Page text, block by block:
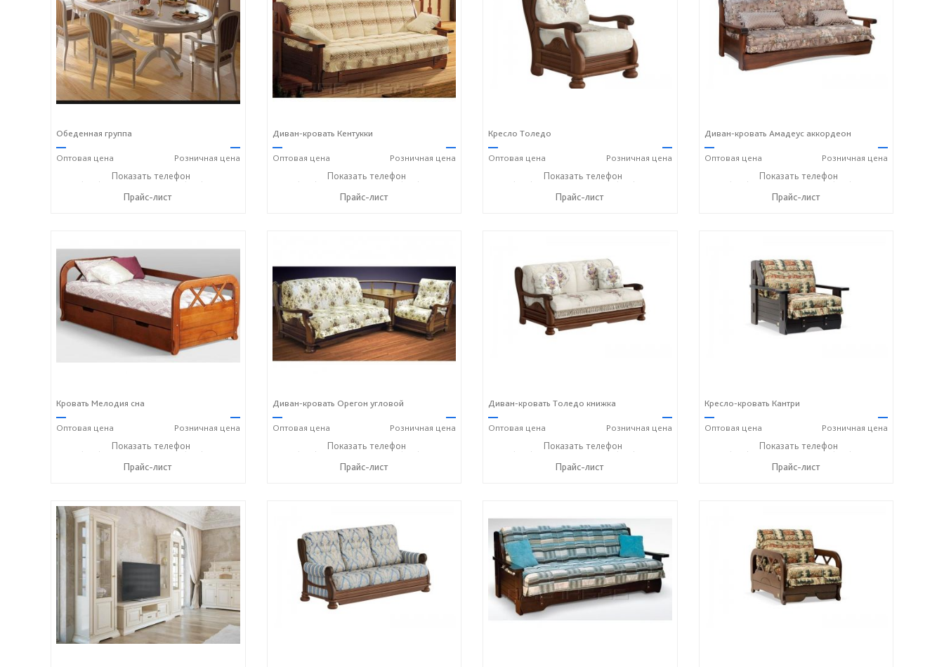
Обеденная группа
—
Оптовая цена
—
Розничная цена
+7 (495) 357-13-00 ☎+7 (916) 406-57-50
Показать телефон
Прайс-лист
Диван-кровать Кентукки
—
Оптовая цена
—
Розничная цена
+7 (495) 357-13-00 ☎+7 (916) 406-57-50
Показать телефон
Прайс-лист
Кресло Толедо
—
Оптовая цена
—
Розничная цена
+7 (495) 357-13-00 ☎+7 (916) 406-57-50
Показать телефон
Прайс-лист
Диван-кровать Амадеус аккордеон
—
Оптовая цена
—
Розничная цена
+7 (495) 357-13-00 ☎+7 (916) 406-57-50
Показать телефон
Прайс-лист
Кровать Мелодия сна
—
Оптовая цена
—
Розничная цена
+7 (495) 357-13-00 ☎+7 (916) 406-57-50
Показать телефон
Прайс-лист
Диван-кровать Орегон угловой
—
Оптовая цена
—
Розничная цена
+7 (495) 357-13-00 ☎+7 (916) 406-57-50
Показать телефон
Прайс-лист
Диван-кровать Толедо книжка
—
Оптовая цена
—
Розничная цена
+7 (495) 357-13-00 ☎+7 (916) 406-57-50
Показать телефон
Прайс-лист
Кресло-кровать Кантри
—
Оптовая цена
—
Розничная цена
+7 (495) 357-13-00 ☎+7 (916) 406-57-50
Показать телефон
Прайс-лист